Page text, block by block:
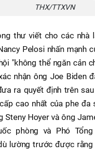
THX/TTXVN
thư viết cho các nhà
Pelosi nhấn mạnh
"không thể ngăn cản
nhận ông Joe Biden
ra quyết định trên
cao nhất của phe đa
Steny Hoyer và ông
phòng và Phó
lường trước được